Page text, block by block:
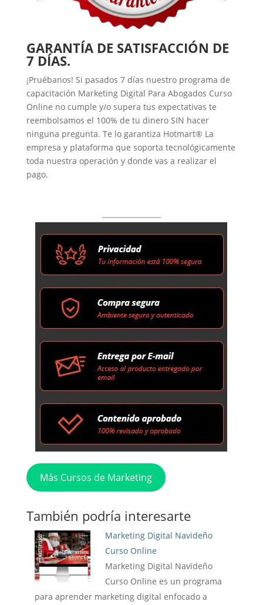
GARANTÍA DE SATISFACCIÓN DE
7 DÍAS.
¡Pruébanos! Si pasados 7 días nuestro programa de
capacitación Marketing Digital Para Abogados Curso
Online no cumple y/o supera tus expectativas te
reembolsamos el 100% de tu dinero SIN hacer
ninguna pregunta. Te lo garantiza Hotmart® La
empresa y plataforma que soporta tecnológicamente
toda nuestra operación y donde vas a realizar el
pago.
Más Cursos de Marketing
También podría interesarte
Marketing Digital Navideño
Curso Online
Marketing Digital Navideño
Curso Online es un programa
para aprender marketing digital enfocado a